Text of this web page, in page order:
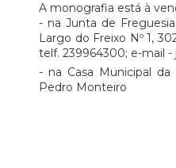
A monografia está à
- na Junta de
Largo do Freixo Nº 1,
telf. 239964300; e-mail
- na Casa Municipal da
Pedro Monteiro